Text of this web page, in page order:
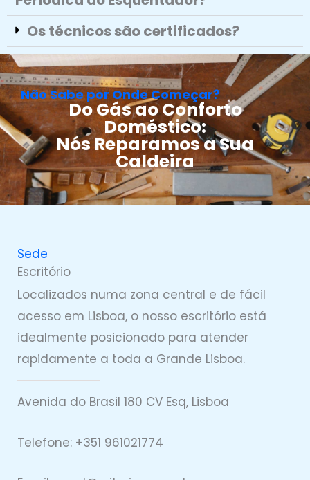
Os técnicos são certificados?
Não Sabe por Onde Começar?
Do Gás ao Conforto
Doméstico:
Nós Reparamos a Sua
Caldeira
Sede
Escritório
Localizados numa zona central e de fácil
acesso em Lisboa, o nosso escritório está
idealmente posicionado para atender
rapidamente a toda a Grande Lisboa.
Avenida do Brasil 180 CV Esq, Lisboa
Telefone: +351 961021774